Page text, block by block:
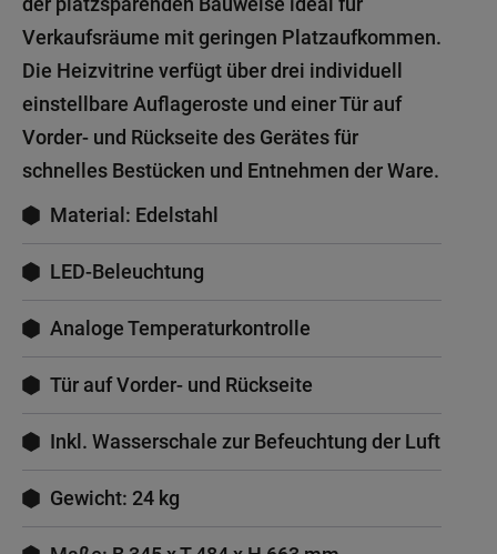
Verkaufsräume mit geringen Platzaufkommen.
Die Heizvitrine verfügt über drei individuell
einstellbare Auflageroste und einer Tür auf
Vorder- und Rückseite des Gerätes für
schnelles Bestücken und Entnehmen der Ware.
Material: Edelstahl
LED-Beleuchtung
Analoge Temperaturkontrolle
Tür auf Vorder- und Rückseite
Inkl. Wasserschale zur Befeuchtung der Luft
Gewicht: 24 kg